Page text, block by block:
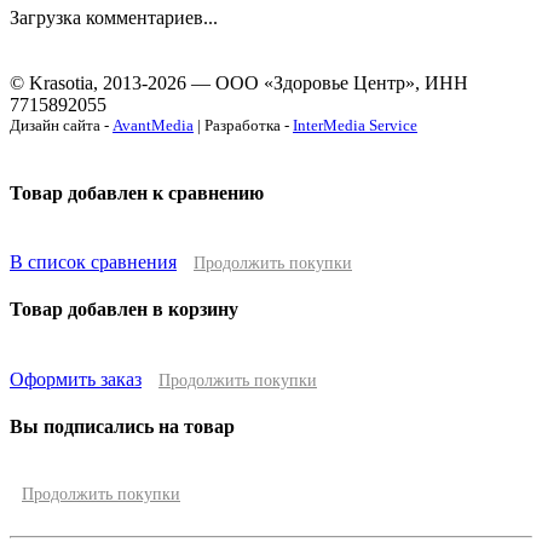
Загрузка комментариев...
© Krasotia, 2013-2026 — ООО «Здоровье Центр», ИНН
7715892055
Дизайн сайта - AvantMedia | Разработка - InterMedia Service
Товар добавлен к сравнению
В список сравнения Продолжить покупки
Товар добавлен в корзину
Оформить заказ Продолжить покупки
Вы подписались на товар
Продолжить покупки